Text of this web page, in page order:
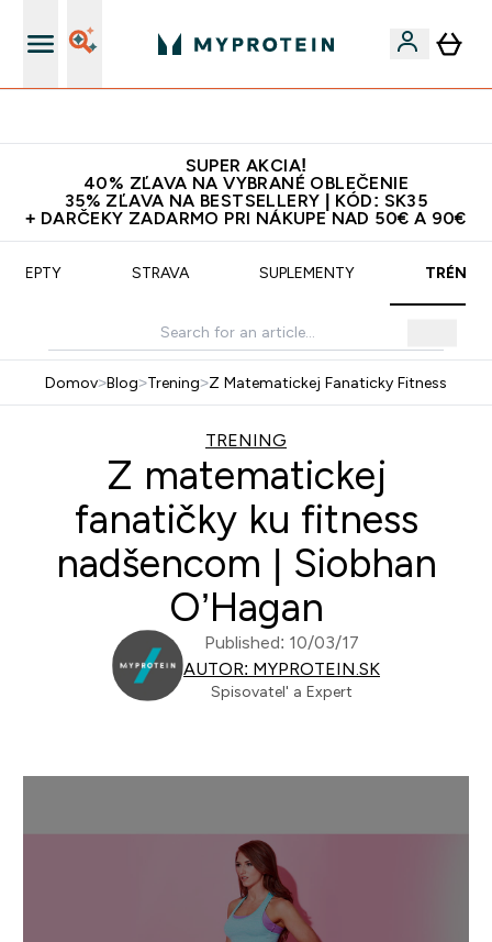
SUPER AKCIA!
40% ZĽAVA NA VYBRANÉ OBLEČENIE
35% ZĽAVA NA BESTSELLERY | KÓD: SK35
+ DARČEKY ZADARMO PRI NÁKUPE NAD 50€ A 90€
STRAVA SUPLEMENTY
Domov>Blog>Trening>Z Matematickej Fanaticky Fitness
TRENING
Z matematickej
fanatičky ku fitness
nadšencom | Siobhan
O’Hagan
Published: 10/03/17
AUTOR: MYPROTEIN.SK
Spisovatel' a Expert